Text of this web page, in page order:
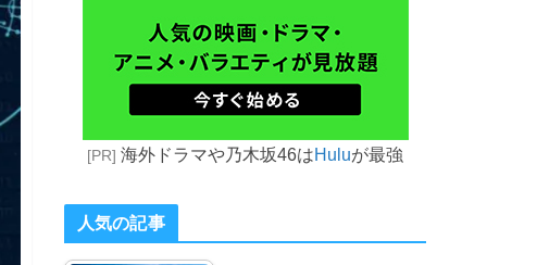
[PR] 海外ドラマや乃木坂46はHuluが最強
人気の記事